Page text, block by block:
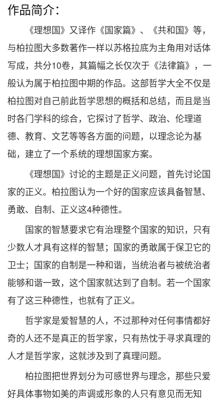
作品简介：
《理想国》又译作《国家篇》、《共和国》等，
与柏拉图大多数著作一样以苏格拉底为主角用对话体
写成，共分10卷，其篇幅之长仅次于《法律篇》，一
般认为属于柏拉图中期的作品。这部哲学大全不仅是
柏拉图对自己前此哲学思想的概括和总结，而且是当
时各门学科的综合，它探讨了哲学、政治、伦理道
德、教育、文艺等等各方面的问题，以理念论为基
础，建立了一个系统的理想国家方案。
《理想国》讨论的主题是正义问题，首先讨论国
家的正义。柏拉图认为一个好的国家应该具备智慧、
勇敢、自制、正义这4种德性。
国家的智慧要求它有治理整个国家的知识，只有
少数人才具有这样的智慧；国家的勇敢属于保卫它的
卫士；国家的自制是一种和谐，当统治者与被统治者
能够和谐一致，这个国家就达到了自制。若一个国家
有了这三种德性，也就有了正义。
哲学家是爱智慧的人，不过那种对任何事情都好
奇的人还不是真正的哲学家，只有热忱于寻求真理的
人才是哲学家，这就涉及到了真理问题。
柏拉图把世界划分为可感世界与理念，那些只爱
好具体事物如美的声调或形象的人只有意见而无知